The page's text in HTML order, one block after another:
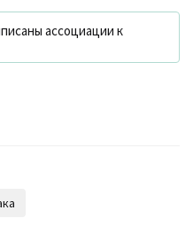
ассоциации к